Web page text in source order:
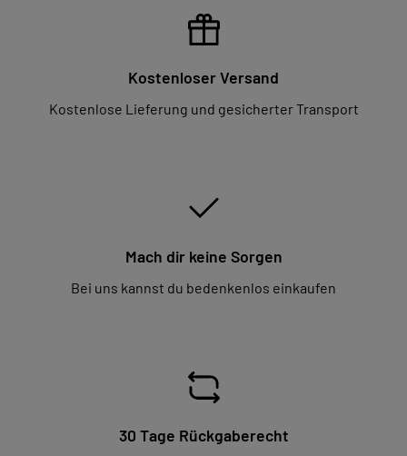
Kostenloser Versand
Kostenlose Lieferung und gesicherter Transport
Mach dir keine Sorgen
Bei uns kannst du bedenkenlos einkaufen
30 Tage Rückgaberecht